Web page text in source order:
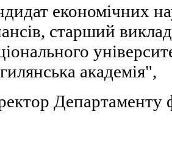
економічних
старший
академія",
Департаменту